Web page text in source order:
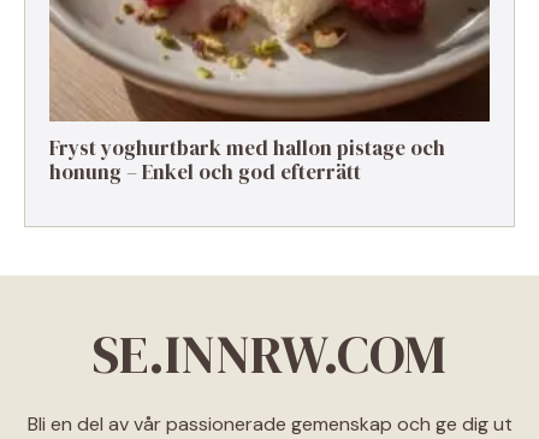
Fryst yoghurtbark med hallon pistage och
honung – Enkel och god efterrätt
SE.INNRW.COM
Bli en del av vår passionerade gemenskap och ge dig ut